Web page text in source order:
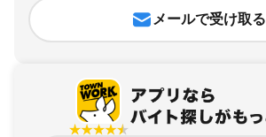
メールで受け取る